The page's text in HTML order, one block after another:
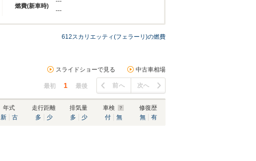
燃費(新車時)
---
612スカリエッティ(フェラーリ)の燃費
スライドショーで見る 中古車相場
最初 1 最後 前へ 次へ
年式
新
古
走行距離
多
少
排気量
多
少
車検
付
無
修復歴
無
有